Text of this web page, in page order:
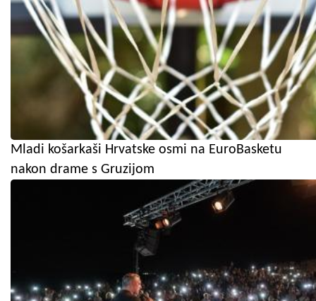
Mladi košarkaši Hrvatske osmi na EuroBasketu
nakon drame s Gruzijom